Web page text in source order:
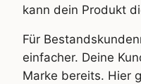
kann dein Produkt
Für
einfacher. Deine
Marke bereits. Hier